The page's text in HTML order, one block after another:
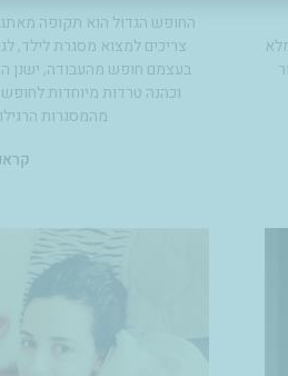
החופש הגדול הוא תקופה
צריכים למצוא מסגרת לילד,
בעצמם חופש מהעבודה, ישנן
וכהנה טרדות מיוחדות
מהמסגרות